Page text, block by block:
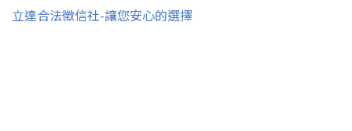
立達合法徵信社-讓您安心的選擇